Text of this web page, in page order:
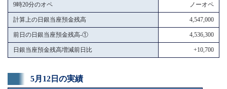
9時20分のオペ ノーオペ
計算上の日銀当座預金残高 4,547,000
前日の日銀当座預金残高-① 4,536,300
日銀当座預金残高増減前日比 +10,700
5月12日の実績